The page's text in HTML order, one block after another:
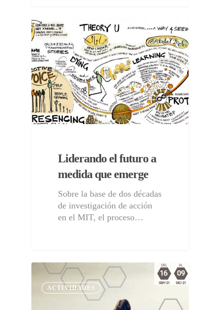
NOTAS
Liderando el futuro a
medida que emerge
Sobre la base de dos décadas
de investigación de acción
en el MIT, el proceso…
ACTIVIDADES